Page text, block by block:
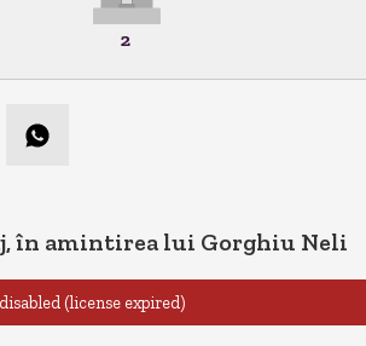
2
în amintirea lui Gorghiu Neli